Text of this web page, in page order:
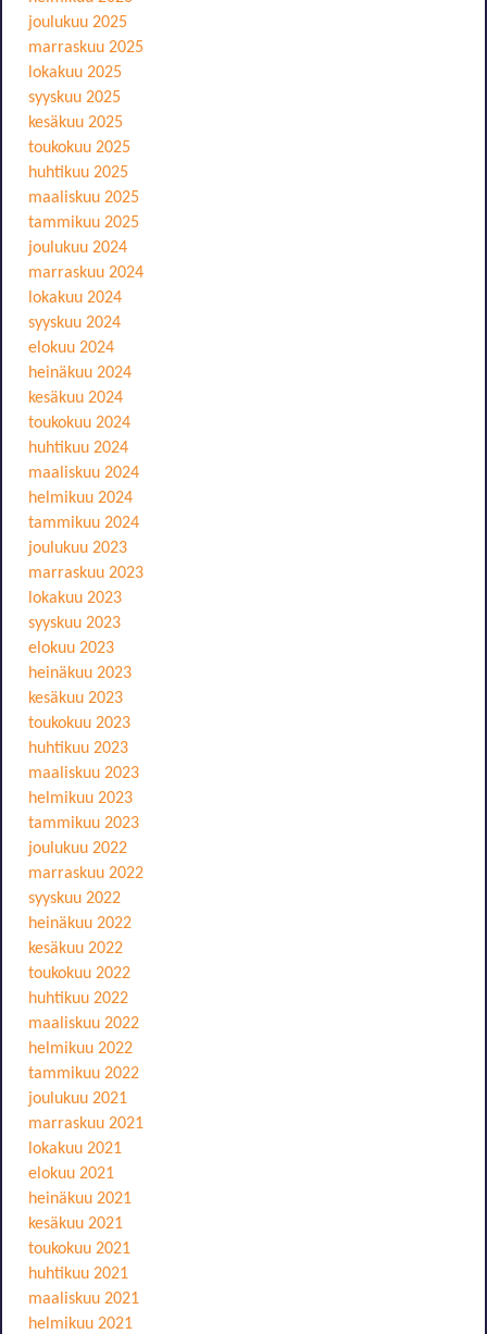
joulukuu 2025
marraskuu 2025
lokakuu 2025
syyskuu 2025
kesäkuu 2025
toukokuu 2025
huhtikuu 2025
maaliskuu 2025
tammikuu 2025
joulukuu 2024
marraskuu 2024
lokakuu 2024
syyskuu 2024
elokuu 2024
heinäkuu 2024
kesäkuu 2024
toukokuu 2024
huhtikuu 2024
maaliskuu 2024
helmikuu 2024
tammikuu 2024
joulukuu 2023
marraskuu 2023
lokakuu 2023
syyskuu 2023
elokuu 2023
heinäkuu 2023
kesäkuu 2023
toukokuu 2023
huhtikuu 2023
maaliskuu 2023
helmikuu 2023
tammikuu 2023
joulukuu 2022
marraskuu 2022
syyskuu 2022
heinäkuu 2022
kesäkuu 2022
toukokuu 2022
huhtikuu 2022
maaliskuu 2022
helmikuu 2022
tammikuu 2022
joulukuu 2021
marraskuu 2021
lokakuu 2021
elokuu 2021
heinäkuu 2021
kesäkuu 2021
toukokuu 2021
huhtikuu 2021
maaliskuu 2021
helmikuu 2021